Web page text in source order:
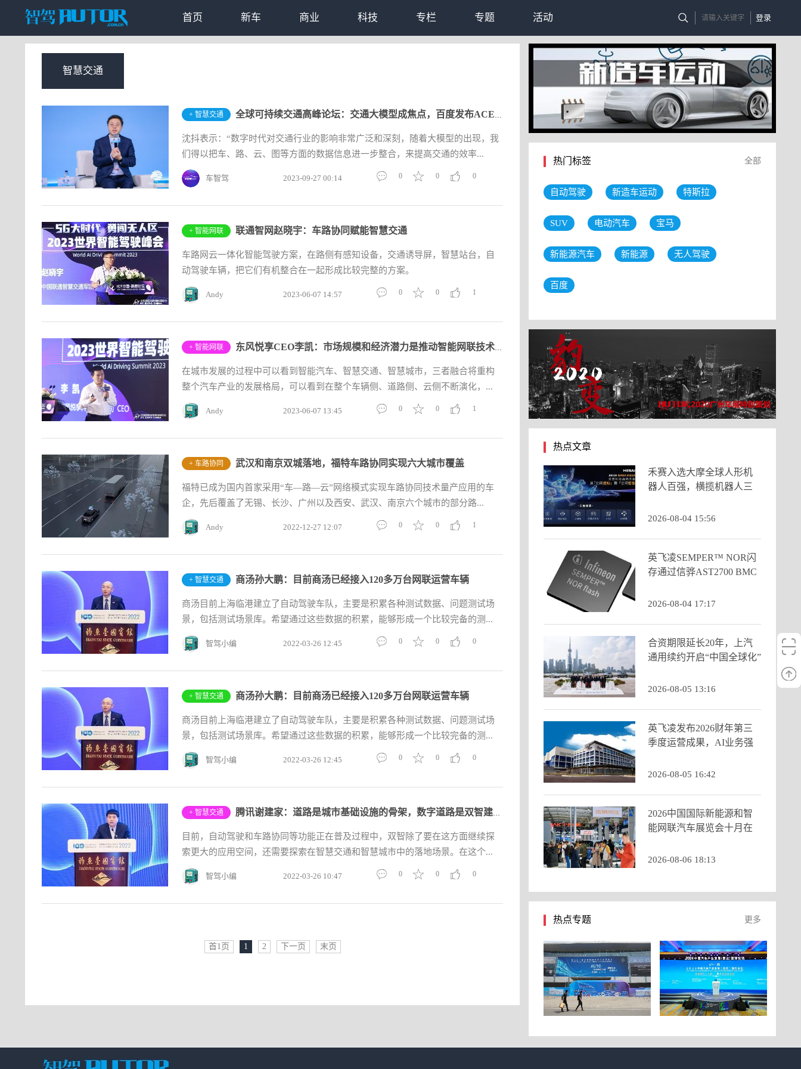
登录
首页 新车 商业 科技 专栏 专题 活动
智慧交通
+ 智慧交通 全球可持续交通高峰论坛：交通大模型成焦点，百度发布ACE 3.0
沈抖表示：“数字时代对交通行业的影响非常广泛和深刻，随着大模型的出现，我
们得以把车、路、云、图等方面的数据信息进一步整合，来提高交通的效率...
车智驾 2023-09-27 00:14 0
0
0
+ 智能网联 联通智网赵晓宇：车路协同赋能智慧交通
车路网云一体化智能驾驶方案，在路侧有感知设备，交通诱导屏，智慧站台，自
动驾驶车辆，把它们有机整合在一起形成比较完整的方案。
Andy 2023-06-07 14:57 1
0
0
+ 智能网联 东风悦享CEO李凯：市场规模和经济潜力是推动智能网联技术快速向
在城市发展的过程中可以看到智能汽车、智慧交通、智慧城市，三者融合将重构
整个汽车产业的发展格局，可以看到在整个车辆侧、道路侧、云侧不断演化，...
Andy 2023-06-07 13:45 1
0
0
+ 车路协同 武汉和南京双城落地，福特车路协同实现六大城市覆盖
福特已成为国内首家采用“车—路—云”网络模式实现车路协同技术量产应用的车
企，先后覆盖了无锡、长沙、广州以及西安、武汉、南京六个城市的部分路...
Andy 2022-12-27 12:07 1
0
0
+ 智慧交通 商汤孙大鹏：目前商汤已经接入120多万台网联运营车辆
商汤目前上海临港建立了自动驾驶车队，主要是积累各种测试数据、问题测试场
景，包括测试场景库。希望通过这些数据的积累，能够形成一个比较完备的测...
智驾小编 2022-03-26 12:45 0
0
0
+ 智慧交通 商汤孙大鹏：目前商汤已经接入120多万台网联运营车辆
商汤目前上海临港建立了自动驾驶车队，主要是积累各种测试数据、问题测试场
景，包括测试场景库。希望通过这些数据的积累，能够形成一个比较完备的测...
智驾小编 2022-03-26 12:45 0
0
0
+ 智慧交通 腾讯谢建家：道路是城市基础设施的骨架，数字道路是双智建设中重
目前，自动驾驶和车路协同等功能正在普及过程中，双智除了要在这方面继续探
索更大的应用空间，还需要探索在智慧交通和智慧城市中的落地场景。在这个...
智驾小编 2022-03-26 10:47 0
0
0
首1页 1 2 下一页 末页
热门标签 全部
自动驾驶 新造车运动 特斯拉
SUV 电动汽车 宝马
新能源汽车 新能源 无人驾驶
百度
热点文章
禾赛入选大摩全球人形机
器人百强，横揽机器人三
2026-08-04 15:56
英飞凌SEMPER™ NOR闪
存通过信骅AST2700 BMC
2026-08-04 17:17
合资期限延长20年，上汽
通用续约开启“中国全球化”
2026-08-05 13:16
英飞凌发布2026财年第三
季度运营成果，AI业务强
史新高
2026-08-05 16:42
2026中国国际新能源和智
能网联汽车展览会十月在
造产业新生态
2026-08-06 18:13
热点专题 更多